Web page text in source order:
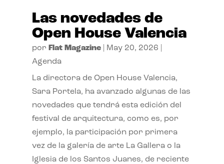
Las novedades de
Open House Valencia
por Flat Magazine| May 20, 2026
Agenda
La directora de Open House Valencia,
Sara Portela, ha avanzado algunas de las
novedades que tendrá esta edición del
festival de arquitectura, como es, por
ejemplo, la participación por primera
vez de la galería de arte La Gallera o la
Iglesia de los Santos Juanes, de reciente